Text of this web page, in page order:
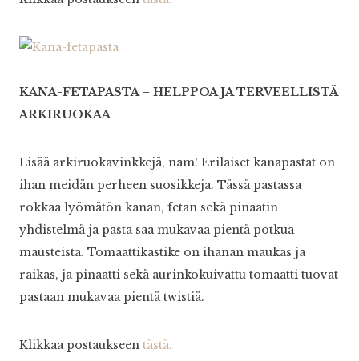
KANA-FETAPASTA – HELPPOA JA TERVEELLISTÄ
ARKIRUOKAA
Lisää arkiruokavinkkejä, nam! Erilaiset kanapastat on
ihan meidän perheen suosikkeja. Tässä pastassa
rokkaa lyömätön kanan, fetan sekä pinaatin
yhdistelmä ja pasta saa mukavaa pientä potkua
mausteista. Tomaattikastike on ihanan maukas ja
raikas, ja pinaatti sekä aurinkokuivattu tomaatti tuovat
pastaan mukavaa pientä twistiä.
Klikkaa postaukseen tästä.